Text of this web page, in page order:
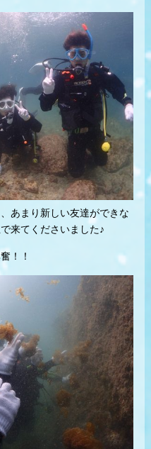
あまり新しい友達ができな
来てくださいました♪
！！